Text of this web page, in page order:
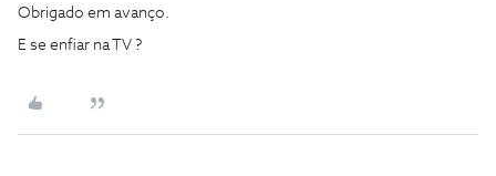
Obrigado em avanço.
E se enfiar na TV ?